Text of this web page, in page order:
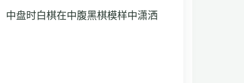
中盘时白棋在中腹黑棋模样中潇洒